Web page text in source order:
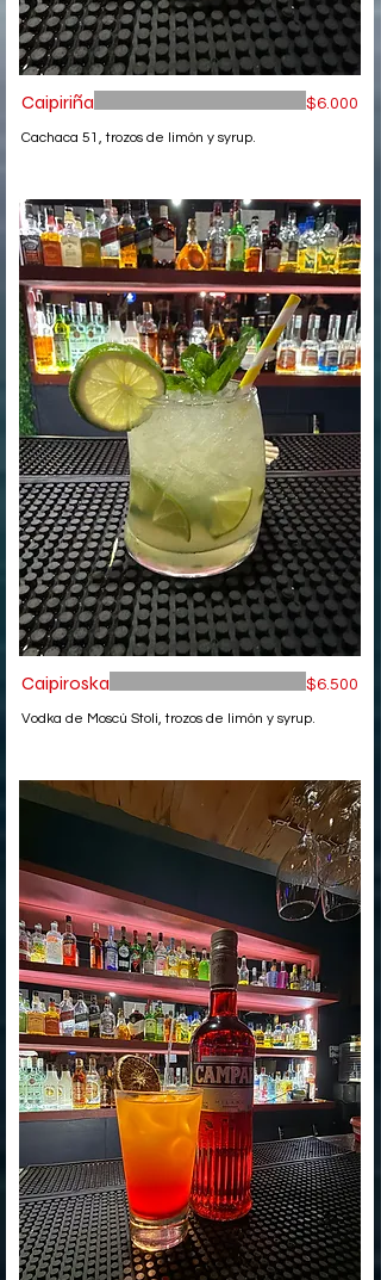
Caipiriña
Cachaca 51, trozos de limón y syrup.
$6.000
Caipiroska
Vodka de Moscú Stoli, trozos de limón y syrup.
$6.500